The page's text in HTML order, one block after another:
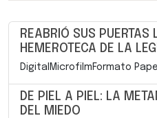
REABRIÓ SUS PUERTAS
HEMEROTECA DE LA
DigitalMicrofilmFormato Papel
DE PIEL A PIEL: LA
DEL MIEDO